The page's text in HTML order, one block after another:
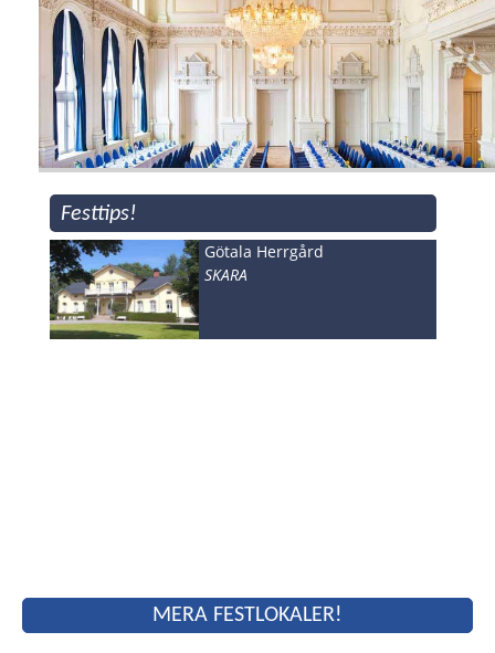
Festtips!
Götala Herrgård
SKARA
MERA FESTLOKALER!